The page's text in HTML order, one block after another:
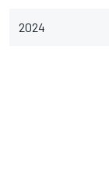
2024